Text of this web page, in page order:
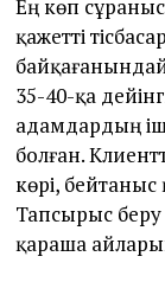
Ең көп
қажетті
35-40-қа
адамдардың
болған.
көрі,
Тапсырыс
қараша